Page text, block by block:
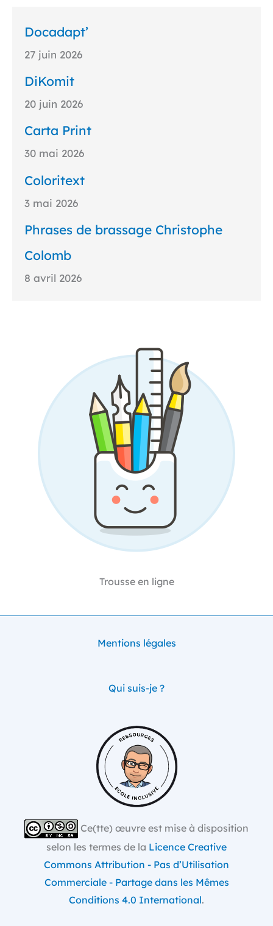
Docadapt’
27 juin 2026
DiKomit
20 juin 2026
Carta Print
30 mai 2026
Coloritext
3 mai 2026
Phrases de brassage Christophe
Colomb
8 avril 2026
Trousse en ligne
Mentions légales
Qui suis-je ?
Ce(tte) œuvre est mise à disposition
selon les termes de la Licence Creative
Commons Attribution - Pas d’Utilisation
Commerciale - Partage dans les Mêmes
Conditions 4.0 International.